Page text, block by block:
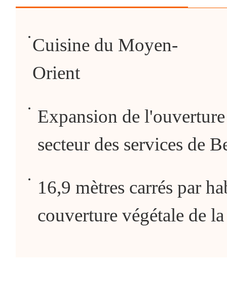
Cuisine du Moyen-
Orient
Expansion de
secteur des services de
16,9 mètres carrés par
couverture végétale de